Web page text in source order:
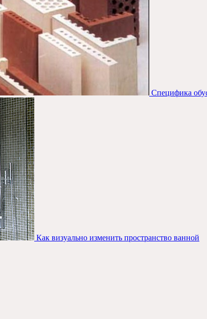
Специфика
Как визуально изменить пространство ванной